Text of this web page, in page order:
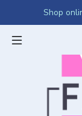
Shop